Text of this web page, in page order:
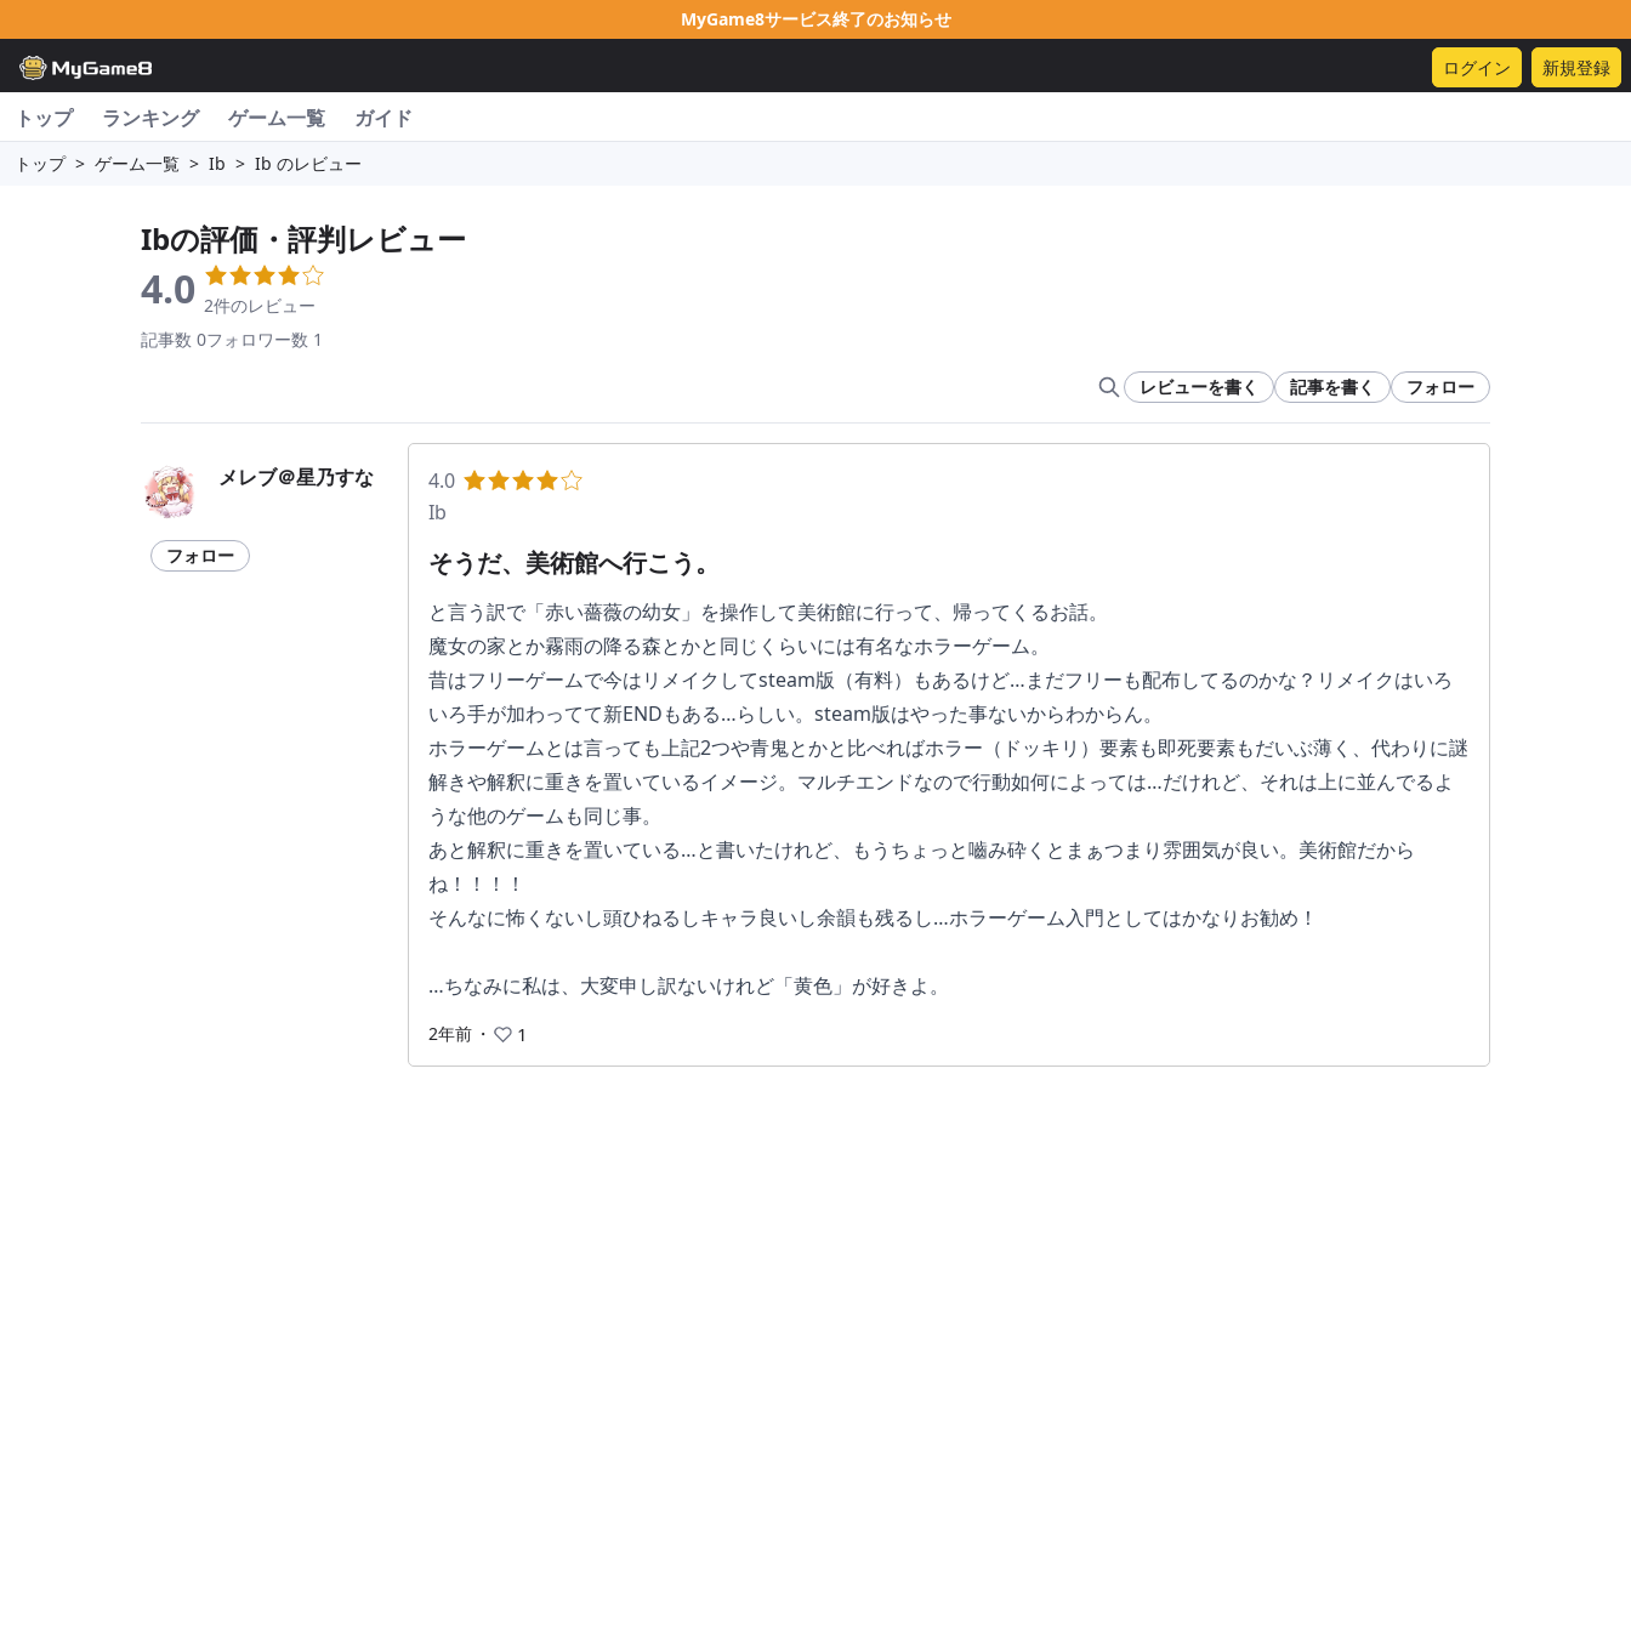
MyGame8サービス終了のお知らせ
ログイン 新規登録
トップ ランキング ゲーム一覧 ガイド
トップ > ゲーム一覧 > Ib > Ib のレビュー
Ibの評価・評判レビュー
4.0 2件のレビュー
記事数 0フォロワー数 1
レビューを書く 記事を書く フォロー
4.0
Ib
そうだ、美術館へ行こう。
と言う訳で「赤い薔薇の幼女」を操作して美術館に行って、帰ってくるお話。
魔女の家とか霧雨の降る森とかと同じくらいには有名なホラーゲーム。
昔はフリーゲームで今はリメイクしてsteam版（有料）もあるけど…まだフリーも配布してるのかな？リメイクはいろ
いろ手が加わってて新ENDもある…らしい。steam版はやった事ないからわからん。
ホラーゲームとは言っても上記2つや青鬼とかと比べればホラー（ドッキリ）要素も即死要素もだいぶ薄く、代わりに謎
解きや解釈に重きを置いているイメージ。マルチエンドなので行動如何によっては…だけれど、それは上に並んでるよ
うな他のゲームも同じ事。
あと解釈に重きを置いている…と書いたけれど、もうちょっと嚙み砕くとまぁつまり雰囲気が良い。美術館だから
ね！！！！
そんなに怖くないし頭ひねるしキャラ良いし余韻も残るし…ホラーゲーム入門としてはかなりお勧め！
…ちなみに私は、大変申し訳ないけれど「黄色」が好きよ。
2年前 ・ 1
メレブ＠星乃すな
フォロー